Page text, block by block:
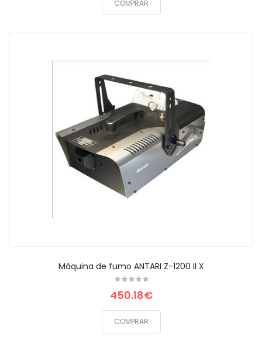
COMPRAR
Máquina de fumo ANTARI Z-1200 II X
450.18€
COMPRAR